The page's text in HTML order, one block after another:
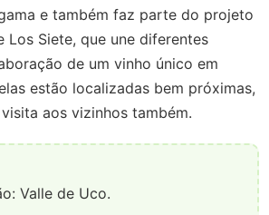
e também faz parte do projeto
Los Siete, que une diferentes
de um vinho único em
estão localizadas bem próximas,
aos vizinhos também.
Valle de Uco.